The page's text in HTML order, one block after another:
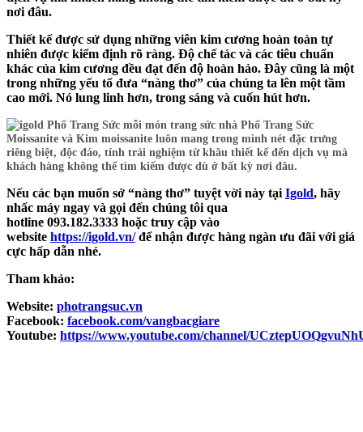
Thiết kế được sử dụng những viên kim cương hoàn toàn tự
nhiên được kiểm định rõ ràng. Độ chế tác và các tiêu chuẩn
khác của kim cương đều đạt đến độ hoàn hảo. Đây cũng là một
trong những yếu tố đưa “nàng thơ” của chúng ta lên một tầm
cao mới. Nó lung linh hơn, trong sáng và cuốn hút hơn.
Nếu các bạn muốn sở “nàng thơ” tuyệt vời này tại Igold, hãy
nhấc máy ngay và gọi đến chúng tôi qua
hotline 093.182.3333 hoặc truy cập vào
website https://igold.vn/để nhận được hàng ngàn ưu đãi với giá
cực hấp dẫn nhé.
Tham khảo:
Website: photrangsuc.vn
Facebook: facebook.com/vangbacgiare
Youtube: https://www.youtube.com/channel/